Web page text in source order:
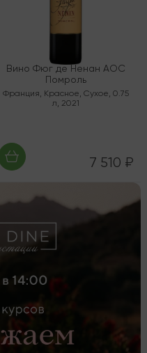
Вино Фюг де Ненан AOC
Помроль
Франция, Красное, Сухое, 0.75
л, 2021
7 510 ₽